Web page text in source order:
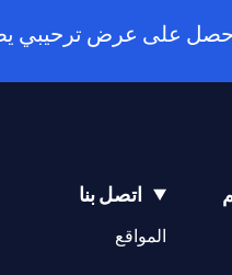
يصل إلى 1,250 درهم
اتصل بنا
المواقع
(opens in a new tab)